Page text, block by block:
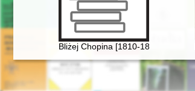
Bliżej Chopina [1810-1849]